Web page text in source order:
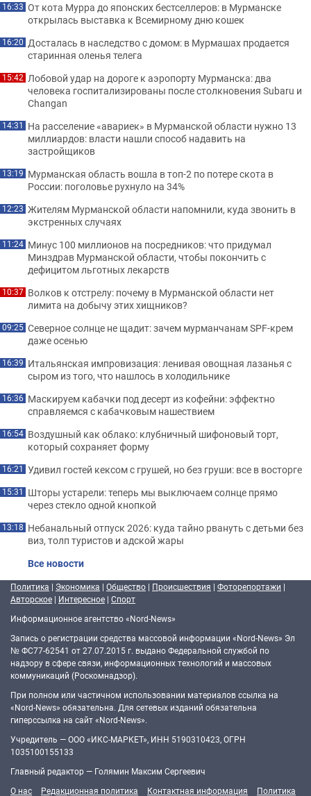
16:33 От кота Мурра до японских бестселлеров: в Мурманске
открылась выставка к Всемирному дню кошек
16:20 Досталась в наследство с домом: в Мурмашах продается
старинная оленья телега
15:42 Лобовой удар на дороге к аэропорту Мурманска: два
человека госпитализированы после столкновения Subaru и
Changan
14:31 На расселение «авариек» в Мурманской области нужно 13
миллиардов: власти нашли способ надавить на
застройщиков
13:19 Мурманская область вошла в топ-2 по потере скота в
России: поголовье рухнуло на 34%
12:23 Жителям Мурманской области напомнили, куда звонить в
экстренных случаях
11:24 Минус 100 миллионов на посредников: что придумал
Минздрав Мурманской области, чтобы покончить с
дефицитом льготных лекарств
10:37 Волков к отстрелу: почему в Мурманской области нет
лимита на добычу этих хищников?
09:25 Северное солнце не щадит: зачем мурманчанам SPF-крем
даже осенью
16:39 Итальянская импровизация: ленивая овощная лазанья с
сыром из того, что нашлось в холодильнике
16:36 Маскируем кабачки под десерт из кофейни: эффектно
справляемся с кабачковым нашествием
16:54 Воздушный как облако: клубничный шифоновый торт,
который сохраняет форму
16:21 Удивил гостей кексом с грушей, но без груши: все в восторге
15:31 Шторы устарели: теперь мы выключаем солнце прямо
через стекло одной кнопкой
13:18 Небанальный отпуск 2026: куда тайно рвануть с детьми без
виз, толп туристов и адской жары
Все новости
Политика | Экономика | Общество | Происшествия | Фоторепортажи |
Авторское | Интересное | Спорт
Информационное агентство «Nord-News»
Запись о регистрации средства массовой информации «Nord-News» Эл
№ ФС77-62541 от 27.07.2015 г. выдано Федеральной службой по
надзору в сфере связи, информационных технологий и массовых
коммуникаций (Роскомнадзор).
При полном или частичном использовании материалов ссылка на
«Nord-News» обязательна. Для сетевых изданий обязательна
гиперссылка на сайт «Nord-News».
Учредитель — ООО «ИКС-МАРКЕТ», ИНН 5190310423, ОГРН
1035100155133
Главный редактор — Голямин Максим Сергеевич
О нас
Редакционная политика Контактная информация Политика